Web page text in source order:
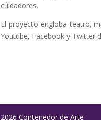
cuidadores.
El proyecto engloba teatro,
Youtube, Facebook y Twitter
2026 Contenedor de Arte